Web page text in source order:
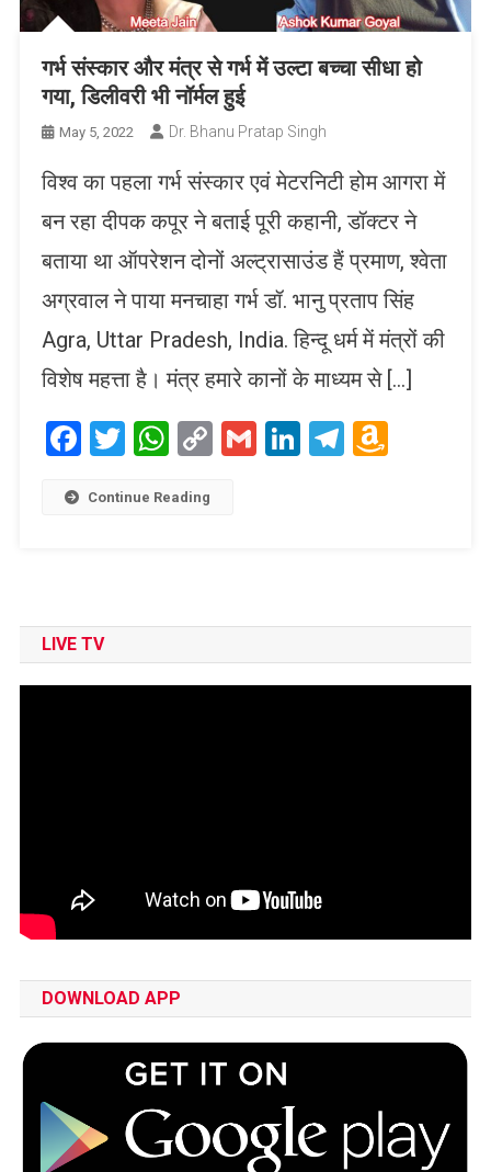
गर्भ संस्कार और मंत्र से गर्भ में उल्टा बच्चा सीधा हो
गया, डिलीवरी भी नॉर्मल हुई
May 5, 2022 Dr. Bhanu Pratap Singh
विश्व का पहला गर्भ संस्कार एवं मेटरनिटी होम आगरा में
बन रहा दीपक कपूर ने बताई पूरी कहानी, डॉक्टर ने
बताया था ऑपरेशन दोनों अल्ट्रासाउंड हैं प्रमाण, श्वेता
अग्रवाल ने पाया मनचाहा गर्भ डॉ. भानु प्रताप सिंह
Agra, Uttar Pradesh, India. हिन्दू धर्म में मंत्रों की
विशेष महत्ता है। मंत्र हमारे कानों के माध्यम से […]
Facebook
Twitter
WhatsApp
CopyGmailLinkedIn
Telegram
Continue Reading
LIVE TV
DOWNLOAD APP